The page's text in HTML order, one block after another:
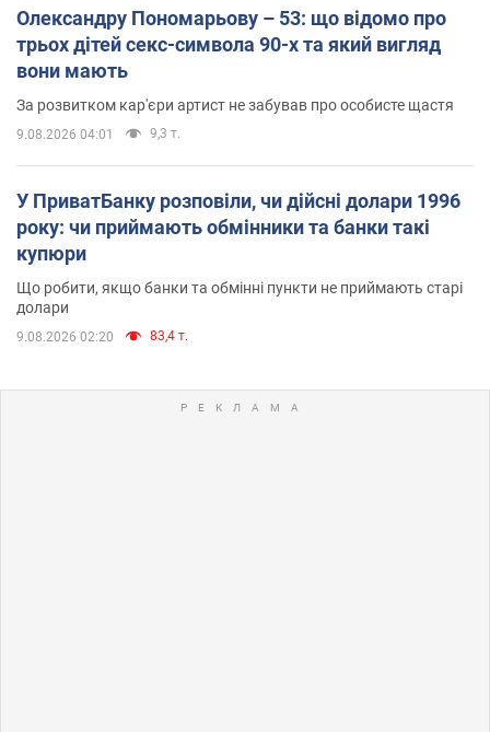
Олександру Пономарьову – 53: що відомо про
трьох дітей секс-символа 90-х та який вигляд
вони мають
За розвитком кар'єри артист не забував про особисте щастя
9.08.2026 04:01 9,3 т.
У ПриватБанку розповіли, чи дійсні долари 1996
року: чи приймають обмінники та банки такі
купюри
Що робити, якщо банки та обмінні пункти не приймають старі
долари
9.08.2026 02:20 83,4 т.